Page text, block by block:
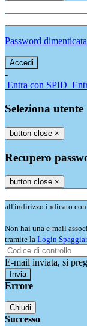
Password
-
Entra con SPID
Seleziona utente
button close ×
Recupero
button close ×
all'indirizzo indicato con
Non hai una e-mail
tramite la Login
E-mail inviata, si
Errore
Chiudi
Successo